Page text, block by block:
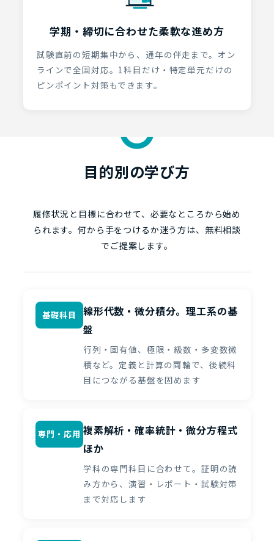
学期・締切に合わせた柔軟な進め方
試験直前の短期集中から、通年の伴走まで。オン
ラインで全国対応。1科目だけ・特定単元だけの
ピンポイント対策もできます。
目的別の学び方
履修状況と目標に合わせて、必要なところから始め
られます。何から手をつけるか迷う方は、無料相談
でご提案します。
基礎科目
線形代数・微分積分。理工系の基
盤
行列・固有値、極限・級数・多変数微
積など。定義と計算の両輪で、後続科
目につながる基盤を固めます
専門・応用 複素解析・確率統計・微分方程式
ほか
学科の専門科目に合わせて。証明の読
み方から、演習・レポート・試験対策
まで対応します